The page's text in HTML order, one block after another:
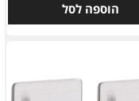
הוספה לסל